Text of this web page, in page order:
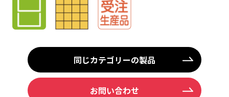
同じカテゴリーの製品
お問い合わせ